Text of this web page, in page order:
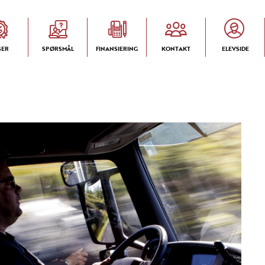
SPØRSMÅL FINANSIERING KONTAKT ELEVSIDE